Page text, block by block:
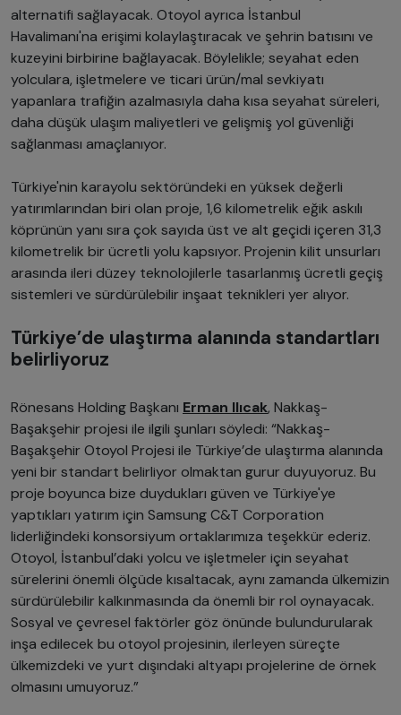
alternatifi sağlayacak. Otoyol ayrıca İstanbul
Havalimanı'na erişimi kolaylaştıracak ve şehrin batısını ve
kuzeyini birbirine bağlayacak. Böylelikle; seyahat eden
yolculara, işletmelere ve ticari ürün/mal sevkiyatı
yapanlara trafiğin azalmasıyla daha kısa seyahat süreleri,
daha düşük ulaşım maliyetleri ve gelişmiş yol güvenliği
sağlanması amaçlanıyor.
Türkiye'nin karayolu sektöründeki en yüksek değerli
yatırımlarından biri olan proje, 1,6 kilometrelik eğik askılı
köprünün yanı sıra çok sayıda üst ve alt geçidi içeren 31,3
kilometrelik bir ücretli yolu kapsıyor. Projenin kilit unsurları
arasında ileri düzey teknolojilerle tasarlanmış ücretli geçiş
sistemleri ve sürdürülebilir inşaat teknikleri yer alıyor.
Türkiye’de ulaştırma alanında standartları
belirliyoruz
Rönesans Holding Başkanı Erman Ilıcak, Nakkaş-
Başakşehir projesi ile ilgili şunları söyledi: “Nakkaş-
Başakşehir Otoyol Projesi ile Türkiye’de ulaştırma alanında
yeni bir standart belirliyor olmaktan gurur duyuyoruz. Bu
proje boyunca bize duydukları güven ve Türkiye'ye
yaptıkları yatırım için Samsung C&T Corporation
liderliğindeki konsorsiyum ortaklarımıza teşekkür ederiz.
Otoyol, İstanbul’daki yolcu ve işletmeler için seyahat
sürelerini önemli ölçüde kısaltacak, aynı zamanda ülkemizin
sürdürülebilir kalkınmasında da önemli bir rol oynayacak.
Sosyal ve çevresel faktörler göz önünde bulundurularak
inşa edilecek bu otoyol projesinin, ilerleyen süreçte
ülkemizdeki ve yurt dışındaki altyapı projelerine de örnek
olmasını umuyoruz.”